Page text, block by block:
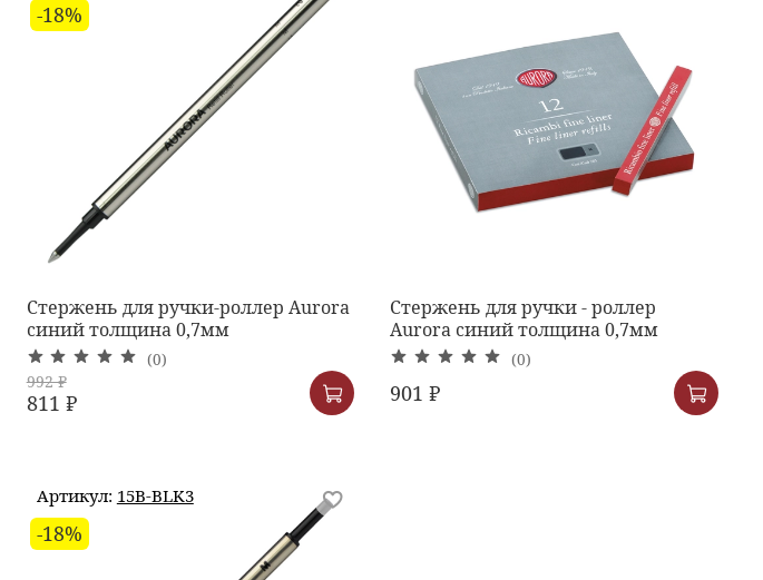
-18%
Стержень для ручки-роллер Aurora
синий толщина 0,7мм
(0)
992 ₽
811 ₽
Стержень для ручки - роллер
Aurora синий толщина 0,7мм
(0)
901 ₽
Артикул: 15B-BLK3
-18%